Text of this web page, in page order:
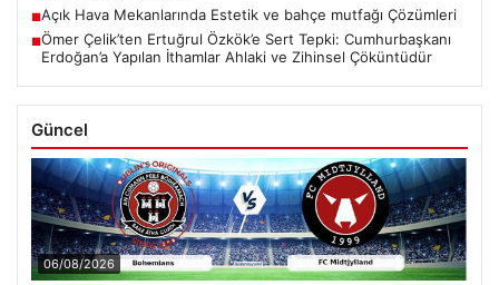
■Açık Hava Mekanlarında Estetik ve bahçe mutfağı Çözümleri
■Ömer Çelik’ten Ertuğrul Özkök’e Sert Tepki: Cumhurbaşkanı
Erdoğan’a Yapılan İthamlar Ahlaki ve Zihinsel Çöküntüdür
Güncel
06/08/2026